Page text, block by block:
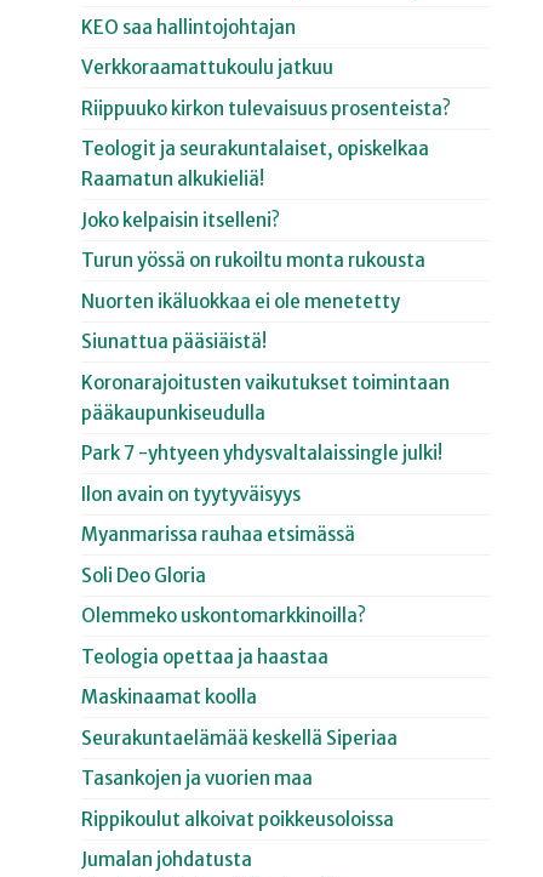
KEO saa hallintojohtajan
Verkkoraamattukoulu jatkuu
Riippuuko kirkon tulevaisuus prosenteista?
Teologit ja seurakuntalaiset, opiskelkaa
Raamatun alkukieliä!
Joko kelpaisin itselleni?
Turun yössä on rukoiltu monta rukousta
Nuorten ikäluokkaa ei ole menetetty
Siunattua pääsiäistä!
Koronarajoitusten vaikutukset toimintaan
pääkaupunkiseudulla
Park 7 -yhtyeen yhdysvaltalaissingle julki!
Ilon avain on tyytyväisyys
Myanmarissa rauhaa etsimässä
Soli Deo Gloria
Olemmeko uskontomarkkinoilla?
Teologia opettaa ja haastaa
Maskinaamat koolla
Seurakuntaelämää keskellä Siperiaa
Tasankojen ja vuorien maa
Rippikoulut alkoivat poikkeusoloissa
Jumalan johdatusta